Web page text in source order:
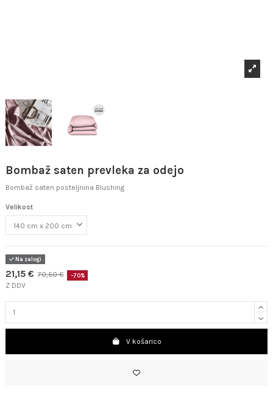
Bombaž saten prevleka za odejo
Bombaž saten posteljnina Blushing
Velikost
Na zalogi
21,15 € 70,50 € -70%
Z DDV
V košarico